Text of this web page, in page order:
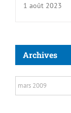
1 août 2023
Archives
Archives